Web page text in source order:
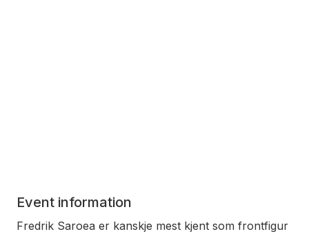
Event information
Fredrik Saroea er kanskje mest kjent som frontfigur